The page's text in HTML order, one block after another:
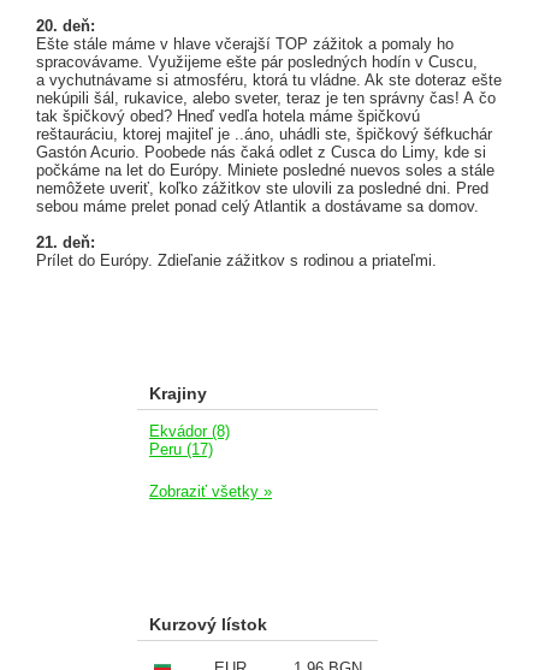
20. deň:
Ešte stále máme v hlave včerajší TOP zážitok a pomaly ho
spracovávame. Využijeme ešte pár posledných hodín v Cuscu,
a vychutnávame si atmosféru, ktorá tu vládne. Ak ste doteraz ešte
nekúpili šál, rukavice, alebo sveter, teraz je ten správny čas! A čo
tak špičkový obed? Hneď vedľa hotela máme špičkovú
reštauráciu, ktorej majiteľ je ..áno, uhádli ste, špičkový šéfkuchár
Gastón Acurio. Poobede nás čaká odlet z Cusca do Limy, kde si
počkáme na let do Európy. Miniete posledné nuevos soles a stále
nemôžete uveriť, koľko zážitkov ste ulovili za posledné dni. Pred
sebou máme prelet ponad celý Atlantik a dostávame sa domov.
21. deň:
Prílet do Európy. Zdieľanie zážitkov s rodinou a priateľmi.
Krajiny
Ekvádor (8)
Peru (17)
Zobraziť všetky »
Kurzový lístok